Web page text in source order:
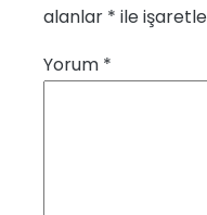
alanlar * ile
Yorum *